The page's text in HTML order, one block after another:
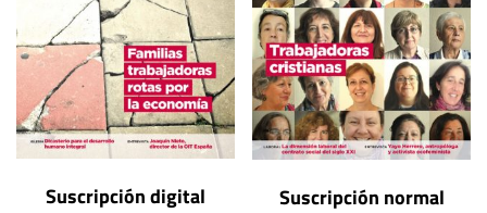
Suscripción digital Suscripción normal